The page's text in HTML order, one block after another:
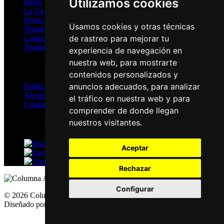
Utilizamos cookies
Usamos cookies y otras técnicas
de rastreo para mejorar tu
experiencia de navegación en
nuestra web, para mostrarte
contenidos personalizados y
anuncios adecuados, para analizar
el tráfico en nuestra web y para
comprender de donde llegan
nuestros visitantes.
Aceptar
Rechazar
Configurar
Inicio
La Unidad
Servicios
Tratamientos
Consultas Online
Tienda
Política de Privacidad
Términos y Condiciones
Cookies
Threads
© 2026 ColumnaActiva.com | Todos los derechos reservados |
Diseñado por